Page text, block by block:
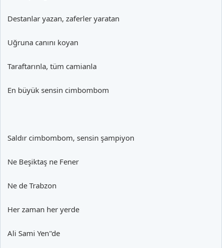
Destanlar yazan, zaferler yaratan
Uğruna canını koyan
Taraftarınla, tüm camianla
En büyük sensin cimbombom
Saldır cimbombom, sensin şampiyon
Ne Beşiktaş ne Fener
Ne de Trabzon
Her zaman her yerde
Ali Sami Yen"de